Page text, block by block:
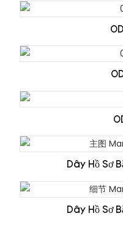
Dây Hồ Sơ
Dây Hồ Sơ